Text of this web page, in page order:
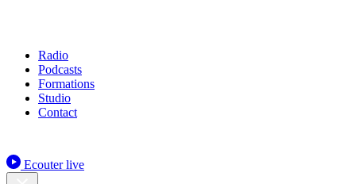
Radio
Podcasts
Formations
Studio
Contact
Ecouter live